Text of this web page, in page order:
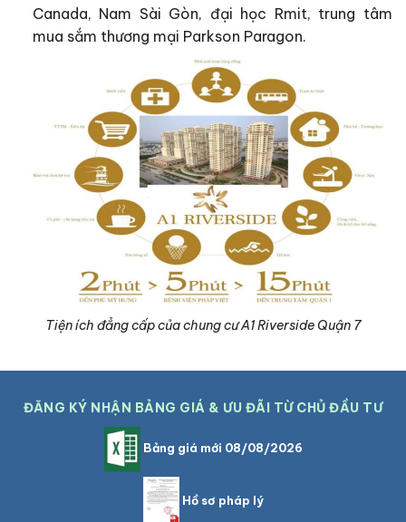
Canada, Nam Sài Gòn, đại học Rmit, trung tâm
mua sắm thương mại Parkson Paragon.
Tiện ích đẳng cấp của chung cư A1 Riverside Quận 7
ĐĂNG KÝ NHẬN BẢNG GIÁ & ƯU ĐÃI TỪ CHỦ ĐẦU TƯ
Bảng giá mới 08/08/2026
Hồ sơ pháp lý